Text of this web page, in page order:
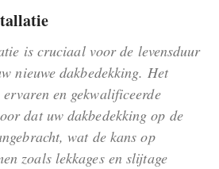
is cruciaal voor de levensduur
nieuwe dakbedekking. Het
en gekwalificeerde
dat uw dakbedekking op de
wat de kans op
zoals lekkages en slijtage